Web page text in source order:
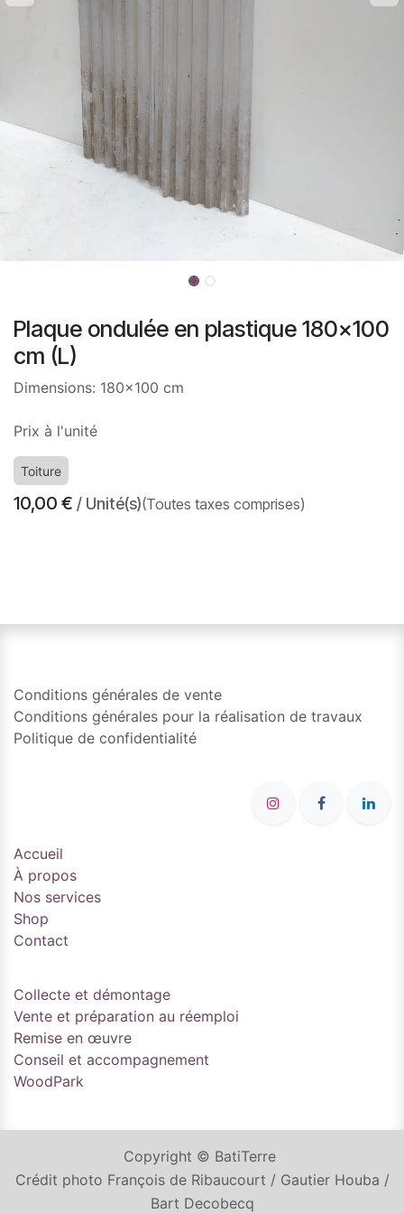
Plaque ondulée en plastique 180x100
cm (L)
Dimensions: 180x100 cm
Prix à l'unité
Toiture
10,00 € / Unité(s)(Toutes taxes comprises)
Conditions générales de vente
Conditions générales pour la réalisation de travaux
Politique de confidentialité
Accueil
À propos
Nos services
Shop
Contact
Collecte et démontage
Vente et préparation au réemploi
Remise en œuvre
Conseil et accompagnement
WoodPark
Copyright © BatiTerre
Crédit photo François de Ribaucourt / Gautier Houba /
Bart Decobecq